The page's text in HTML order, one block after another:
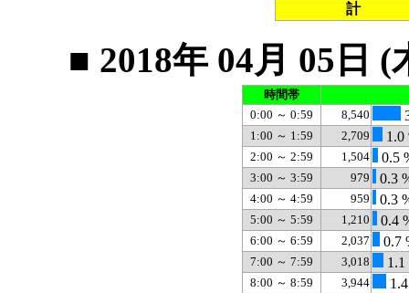
計
■ 2018年 04月 05日
時間帯
0:00 ～ 0:59
8,540
1:00 ～ 1:59 2,709 1.0
2:00 ～ 2:59 1,504 0.5
3:00 ～ 3:59 979 0.3
4:00 ～ 4:59 959 0.3
5:00 ～ 5:59 1,210 0.4
6:00 ～ 6:59 2,037 0.7
7:00 ～ 7:59 3,018 1.1
8:00 ～ 8:59 3,944